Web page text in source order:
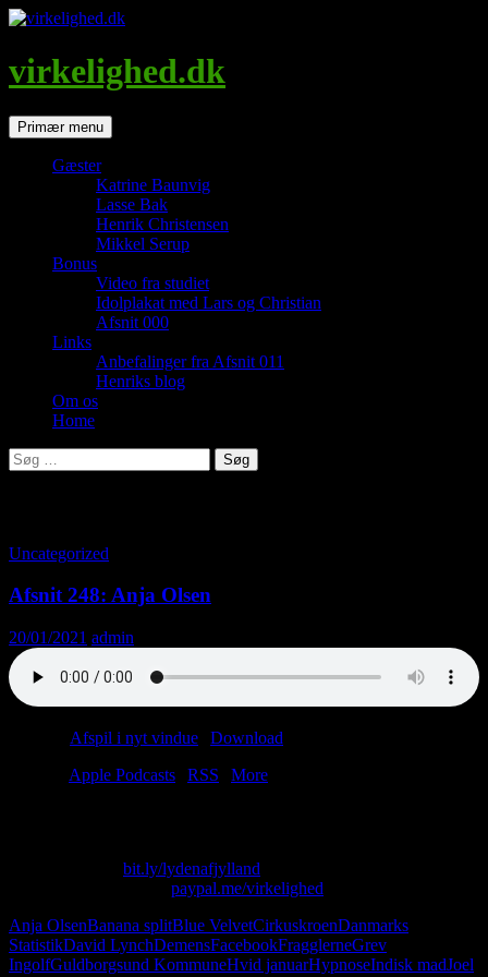
Hop
indhold
virkelighed.dk
SøgPrimær menu
Gæster
Katrine Baunvig
Lasse Bak
Henrik Christensen
Mikkel Serup
Bonus
Video fra studiet
Idolplakat med Lars og Christian
Afsnit 000
Links
Anbefalinger fra Afsnit 011
Henriks blog
Om os
Home
Søg
efter:
Uncategorized
Afsnit 248: Anja Olsen
20/01/2021 admin
Afspil i nyt vindue Download
Apple Podcasts RSS
More
bit.ly/lydenafjylland
paypal.me/virkelighed
Anja OlsenBanana splitBlue VelvetCirkuskroenDanmarks
StatistikDavid LynchDemensFacebookFragglerneGrev
IngolfGuldborgsund KommuneHvid januarHypnoseIndisk madJoel